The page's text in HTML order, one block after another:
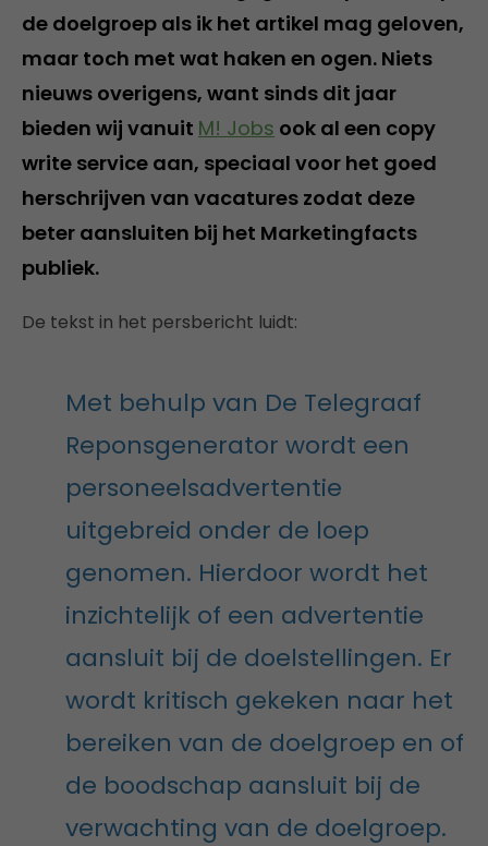
de doelgroep als ik het artikel mag geloven,
maar toch met wat haken en ogen. Niets
nieuws overigens, want sinds dit jaar
bieden wij vanuit M! Jobs ook al een copy
write service aan, speciaal voor het goed
herschrijven van vacatures zodat deze
beter aansluiten bij het Marketingfacts
publiek.
De tekst in het persbericht luidt:
Met behulp van De Telegraaf
Reponsgenerator wordt een
personeelsadvertentie
uitgebreid onder de loep
genomen. Hierdoor wordt het
inzichtelijk of een advertentie
aansluit bij de doelstellingen. Er
wordt kritisch gekeken naar het
bereiken van de doelgroep en of
de boodschap aansluit bij de
verwachting van de doelgroep.